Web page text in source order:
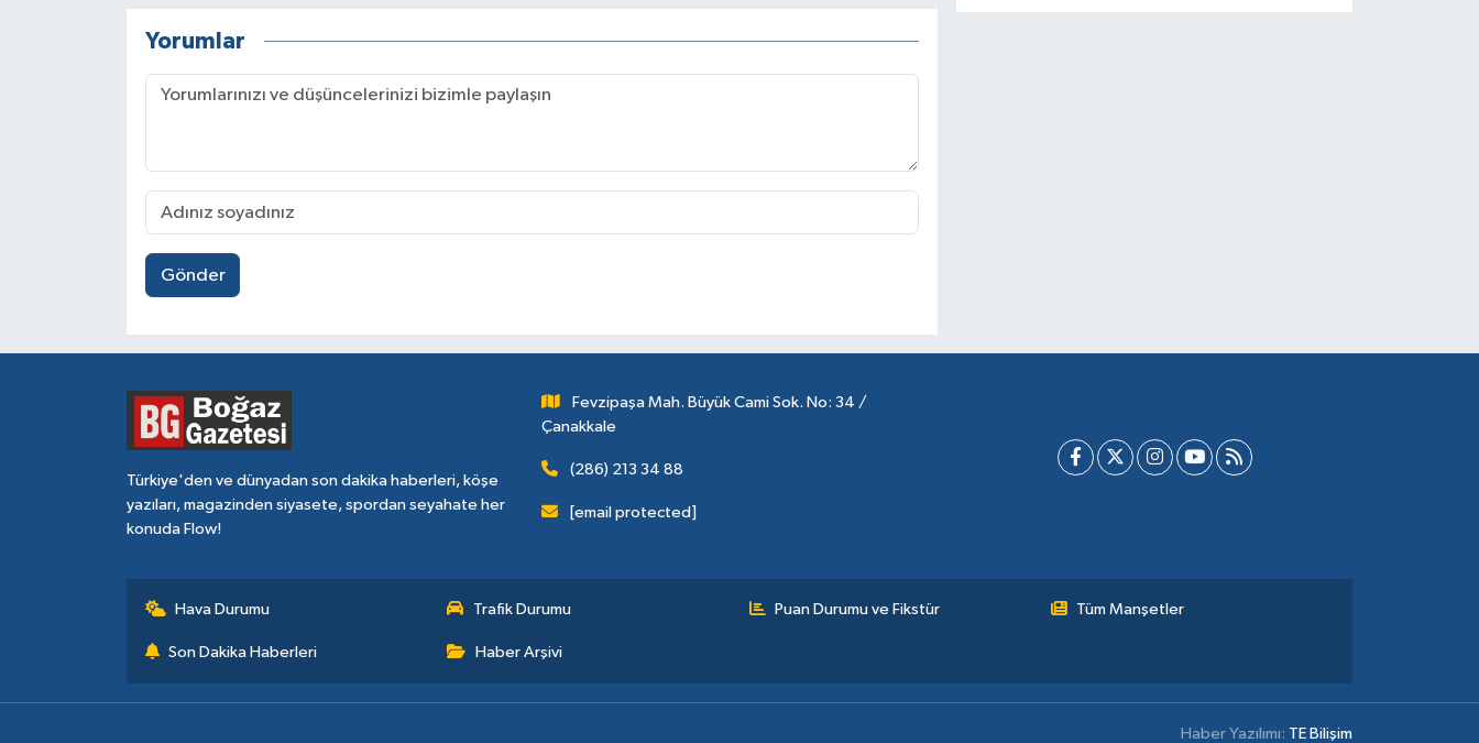
Yorumlar
Gönder
Türkiye'den ve dünyadan son dakika haberleri, köşe
yazıları, magazinden siyasete, spordan seyahate her
konuda Flow!
Fevzipaşa Mah. Büyük Cami Sok. No: 34 /
Çanakkale
(286) 213 34 88
[email protected]
Hava Durumu Trafik Durumu Puan Durumu ve Fikstür Tüm Manşetler
Son Dakika Haberleri Haber Arşivi
Haber Yazılımı: TE Bilişim